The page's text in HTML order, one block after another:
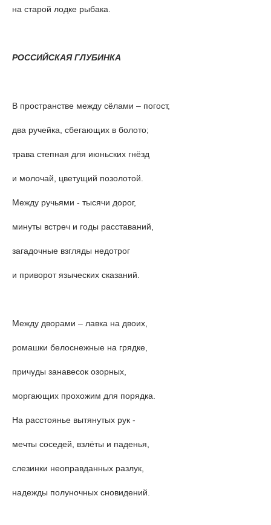
на старой лодке рыбака.
РОССИЙСКАЯ ГЛУБИНКА
В пространстве между сёлами – погост,
два ручейка, сбегающих в болото;
трава степная для июньских гнёзд
и молочай, цветущий позолотой.
Между ручьями - тысячи дорог,
минуты встреч и годы расставаний,
загадочные взгляды недотрог
и приворот языческих сказаний.
Между дворами – лавка на двоих,
ромашки белоснежные на грядке,
причуды занавесок озорных,
моргающих прохожим для порядка.
На расстоянье вытянутых рук -
мечты соседей, взлёты и паденья,
слезинки неоправданных разлук,
надежды полуночных сновидений.